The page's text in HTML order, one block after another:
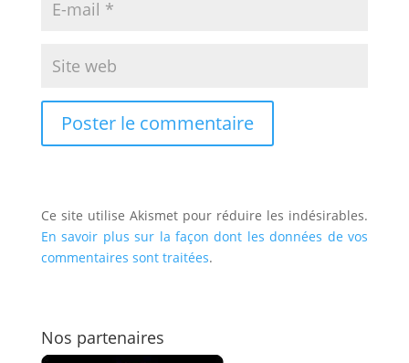
Ce site utilise Akismet pour réduire les indésirables.
En savoir plus sur la façon dont les données de vos
commentaires sont traitées.
Nos partenaires